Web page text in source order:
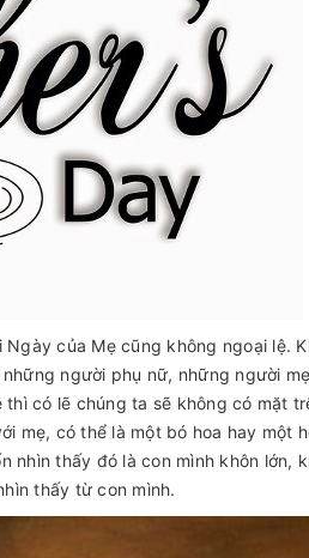
của Mẹ cũng không ngoại lệ.
người phụ nữ, những người
có lẽ chúng ta sẽ không có mặt
mẹ, có thể là một bó hoa hay một
nhìn thấy đó là con mình khôn lớn,
thấy từ con mình.